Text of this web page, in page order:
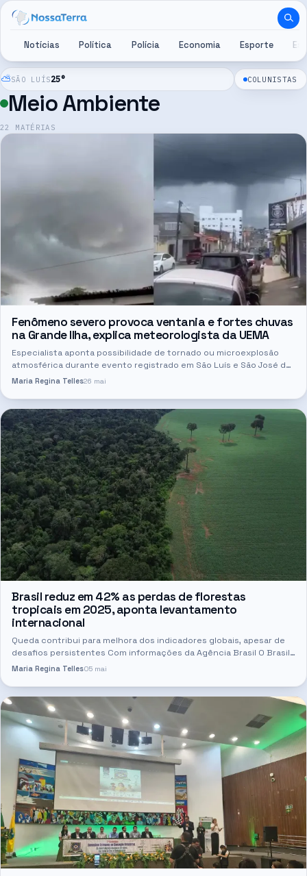
Pular para o conteúdo
Notícias Política Polícia Economia Esporte
⛅SÃO LUÍS25° COLUNISTAS
Meio Ambiente
22 MATÉRIAS
Fenômeno severo provoca ventania e fortes chuvas
na Grande Ilha, explica meteorologista da UEMA
Especialista aponta possibilidade de tornado ou microexplosão
atmosférica durante evento registrado em São Luís e São José de
Ribamar O forte evento climático registrado na última…
Maria Regina Telles26 mai
Brasil reduz em 42% as perdas de florestas
tropicais em 2025, aponta levantamento
internacional
Queda contribui para melhora dos indicadores globais, apesar de
desafios persistentes Com informações da Agência Brasil O Brasil
registrou, em 2025, a perda de 1,6 milhão de hectares de…
Maria Regina Telles05 mai